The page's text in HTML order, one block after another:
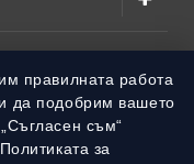
правилната работа
да подобрим вашето
съм“
за